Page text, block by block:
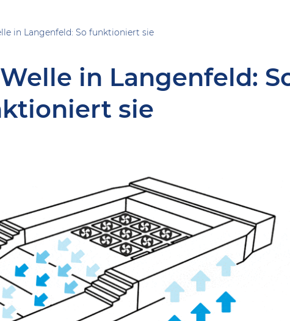
in Langenfeld: So funktioniert sie
in Langenfeld:
sie